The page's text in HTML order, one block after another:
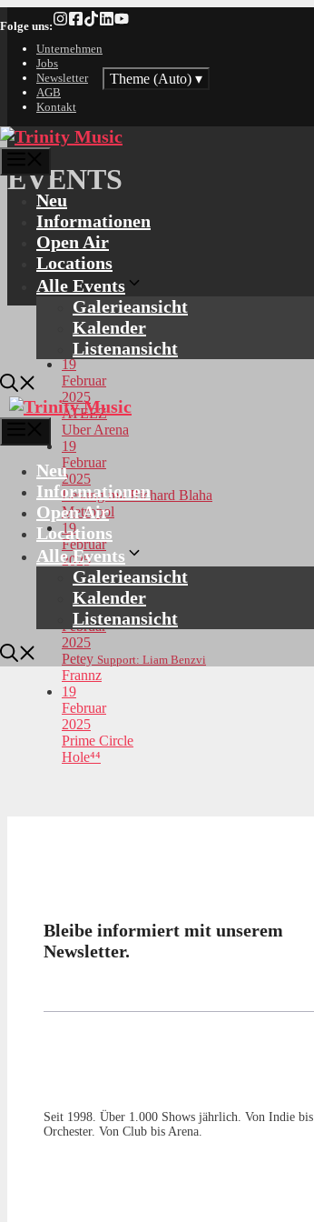
Inhalt
springen
Folge uns:
Unternehmen
Jobs
Newsletter
AGB
Kontakt
Theme (Auto) ▾
Neu
Informationen
Open Air
Locations
Alle Events
Galerieansicht
Kalender
Listenansicht
Menü
Neu
Informationen
Open Air
Locations
Alle Events
Galerieansicht
Kalender
Listenansicht
EVENTS
19
Februar
2025
ATEEZ
Uber Arena
19
Februar
2025
Lesung mit Richard Blaha
Metropol
19
Februar
2025
DAVID KUSHNERSupport: Hunter Metts
Huxleys Neue Welt
19
Februar
2025
Petey Support: Liam Benzvi
Frannz
19
Februar
2025
Prime Circle
Hole⁴⁴
Bleibe informiert mit unserem
Newsletter.
Seit 1998. Über 1.000 Shows jährlich. Von Indie bis
Orchester. Von Club bis Arena.